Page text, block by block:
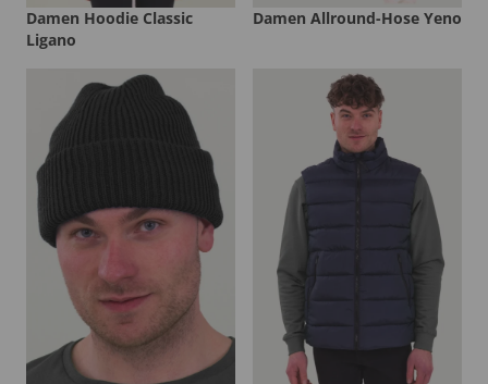
Damen Hoodie Classic
Ligano
Damen Allround-Hose Yeno